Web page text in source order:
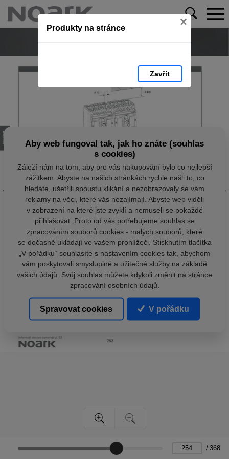
Produkty na stránce ×
Zavřít
/ 368
Aby web fungoval tak, jak ho znáte (souhlas
s cookies)
Záleží nám na tom, aby pro vás nakupování bylo co nejlepší
zážitkem. Abyste na našich stránkách rychle našli to, co
hledáte, ušetřili spoustu klikání a nezobrazovaly se vám
reklamy na věci, které vás nezajímají. Abyste web viděli
v zobrazení na které jste zvyklí a nemuseli se pokaždé
přihlašovat. Proto od vás potřebujeme souhlas se
zpracováním souborů cookies - malých souborů, které
se dočasně ukládají ve vašem prohlížeči. Stisknutím tlačítka
„V pořádku“ souhlasíte s nastavením cookies tak, abychom
vám poskytovali smysluplné a užitečné služby na základě
vašich údajů. Svůj souhlas můžete kdykoli změnit na stránce
zpracování osobních údajů.
Spravovat cookies V pořádku